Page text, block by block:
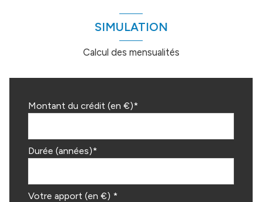
SIMULATION
Calcul des mensualités
Montant du crédit (en €)*
Durée (années)*
Votre apport (en €) *